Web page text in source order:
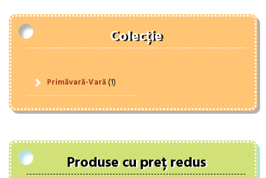
Colecție
Primăvară-Vară(1)
Produse cu preț redus